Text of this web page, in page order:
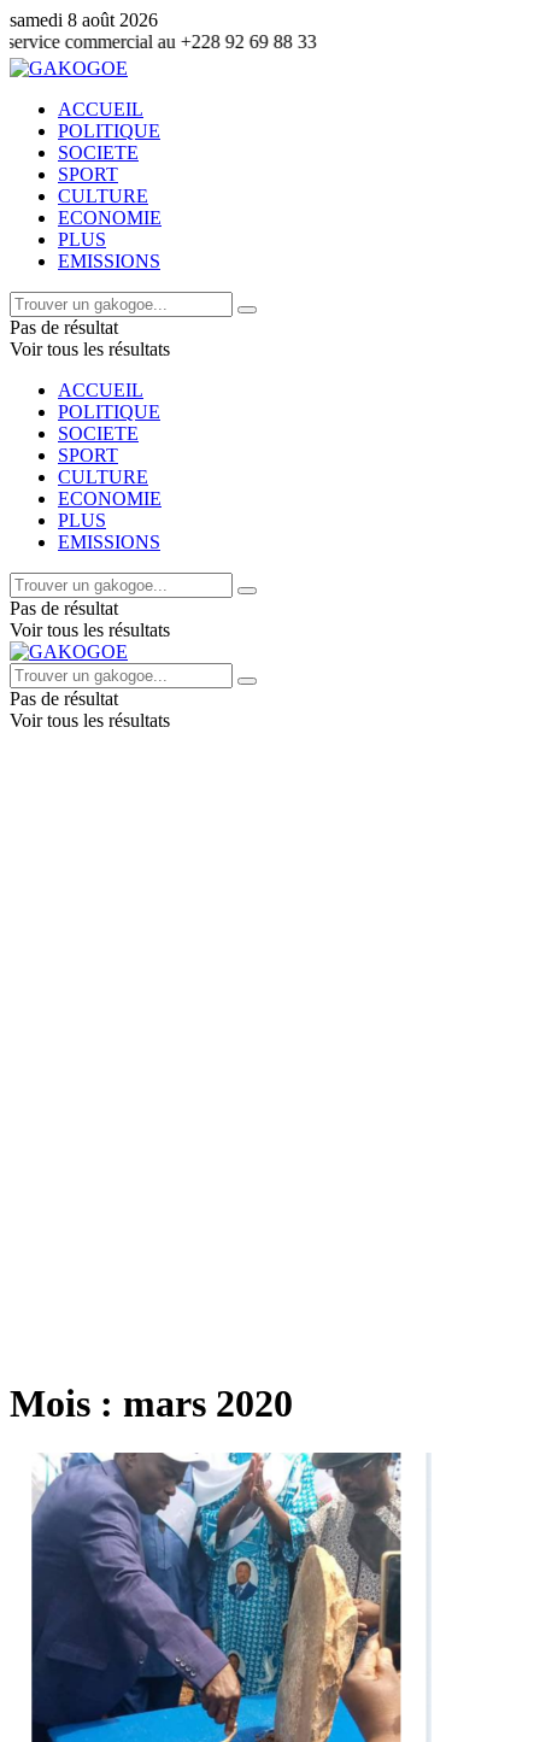
samedi 8 août 2026
au +228 92 69 88 33
ACCUEIL
POLITIQUE
SOCIETE
SPORT
CULTURE
ECONOMIE
PLUS
EMISSIONS
Pas de résultat
Voir tous les résultats
ACCUEIL
POLITIQUE
SOCIETE
SPORT
CULTURE
ECONOMIE
PLUS
EMISSIONS
Pas de résultat
Voir tous les résultats
Pas de résultat
Voir tous les résultats
Mois : mars 2020